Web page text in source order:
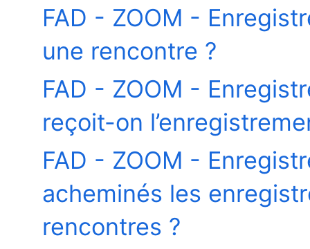
FAD - ZOOM -
une rencontre ?
FAD - ZOOM -
reçoit-on
FAD - ZOOM -
acheminés les
rencontres ?